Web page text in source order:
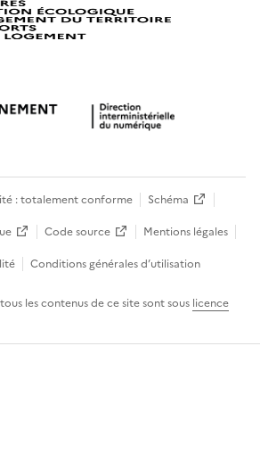
: totalement conforme
Schéma
Code source
Mentions légales
Conditions générales d’utilisation
les contenus de ce site sont sous licence